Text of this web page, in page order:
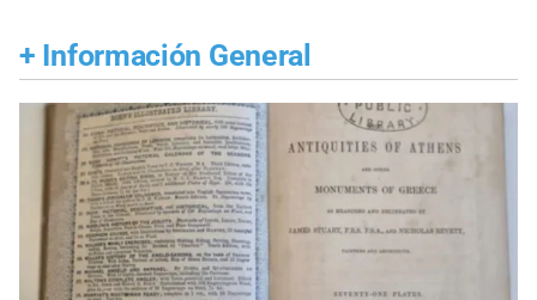
+ Información General